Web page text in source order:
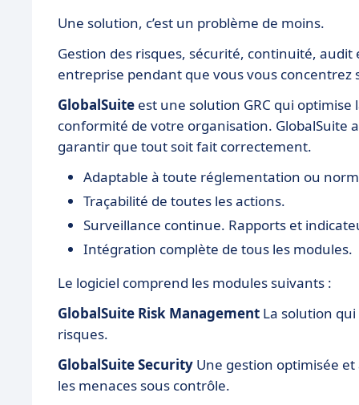
Une solution, c’est un problème de moins.
Gestion des risques, sécurité, continuité,
entreprise pendant que vous vous concentrez
GlobalSuite est une solution GRC qui
conformité de votre organisation. GlobalSuite
garantir que tout soit fait correctement.
Adaptable à toute réglementation ou
Traçabilité de toutes les actions.
Surveillance continue. Rapports et
Intégration complète de tous les modules.
Le logiciel comprend les modules suivants :
GlobalSuite Risk Management La solution
risques.
GlobalSuite Security Une gestion optimisée
les menaces sous contrôle.